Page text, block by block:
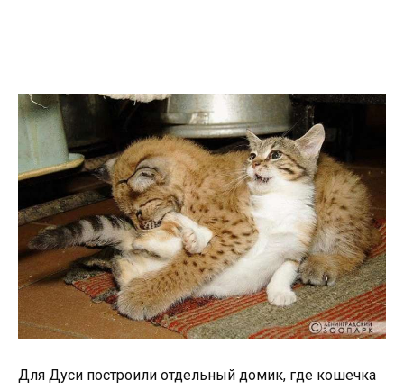
Для Дуси построили отдельный домик, где кошечка